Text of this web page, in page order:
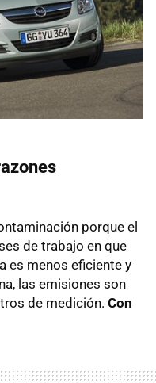
porque el
de trabajo en que
es menos eficiente y
las emisiones son
de medición. Con